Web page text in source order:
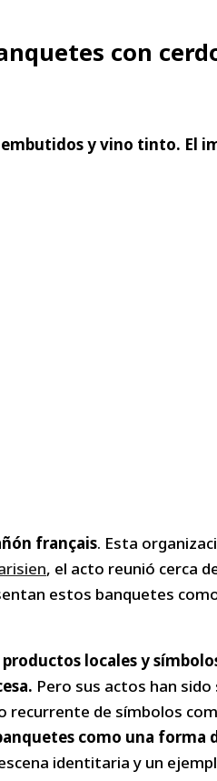
con
y vino tinto. El
français. Esta
, el acto reunió cerca
estos banquetes
locales y
Pero sus actos han
de símbolos
como una forma
identitaria y un